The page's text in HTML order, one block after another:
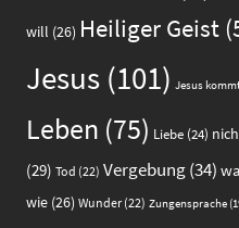
will (26) Heiliger Geist
Jesus (101) Jesus
Leben (75) Liebe (24)
(29) Tod (22) Vergebung(34)
wie (26) Wunder (22) Zungensprache